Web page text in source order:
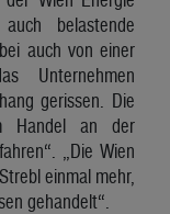
belastende
auch von einer
Unternehmen
gerissen. Die
Handel an der
„Die Wien
einmal mehr,
gehandelt“.